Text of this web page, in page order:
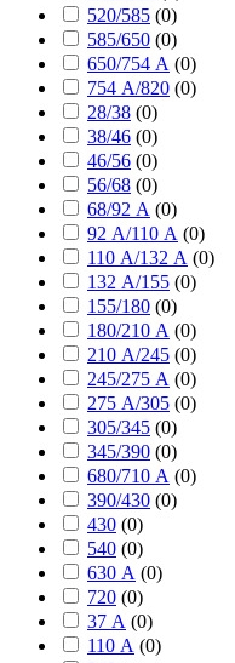
520/585 (0)
585/650 (0)
650/754 А (0)
754 А/820 (0)
28/38 (0)
38/46 (0)
46/56 (0)
56/68 (0)
68/92 А (0)
92 А/110 А (0)
110 А/132 А (0)
132 А/155 (0)
155/180 (0)
180/210 А (0)
210 А/245 (0)
245/275 А (0)
275 А/305 (0)
305/345 (0)
345/390 (0)
680/710 А (0)
390/430 (0)
430 (0)
540 (0)
630 А (0)
720 (0)
37 А (0)
110 А (0)